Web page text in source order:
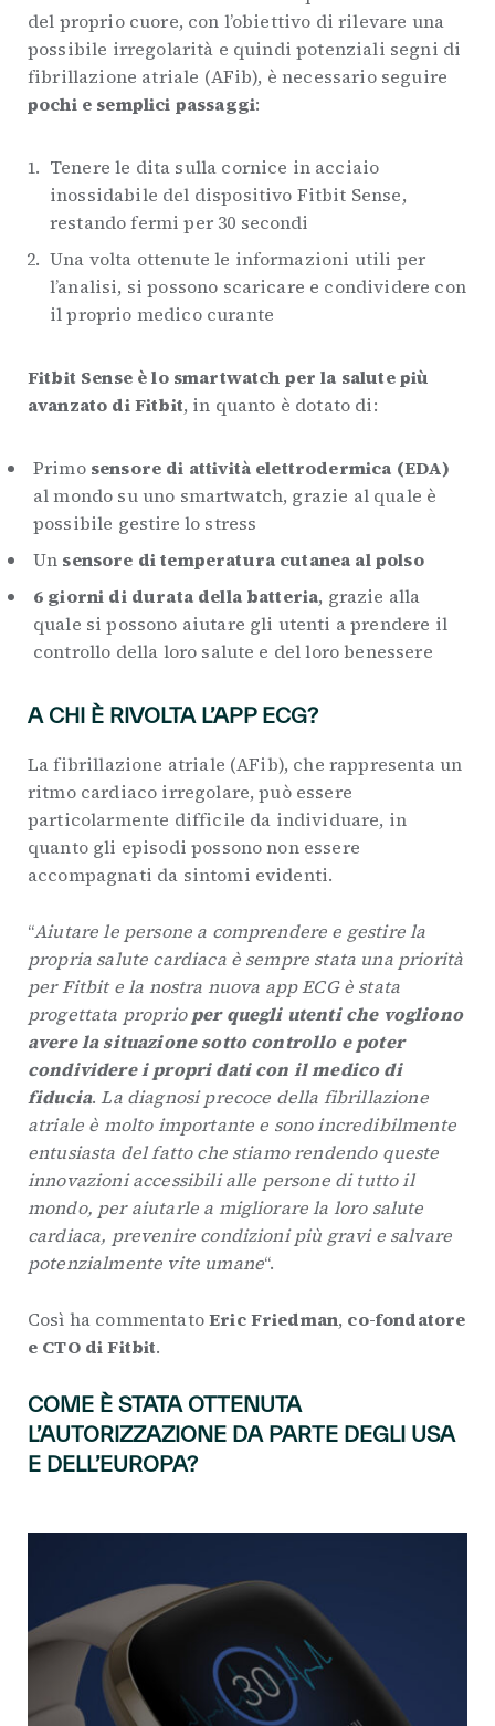
del proprio cuore, con l’obiettivo di rilevare una
possibile irregolarità e quindi potenziali segni di
fibrillazione atriale (AFib), è necessario seguire
pochi e semplici passaggi:
Tenere le dita sulla cornice in acciaio
inossidabile del dispositivo Fitbit Sense,
restando fermi per 30 secondi
Una volta ottenute le informazioni utili per
l’analisi, si possono scaricare e condividere con
il proprio medico curante
Fitbit Sense è lo smartwatch per la salute più
avanzato di Fitbit, in quanto è dotato di:
Primo sensore di attività elettrodermica (EDA)
al mondo su uno smartwatch, grazie al quale è
possibile gestire lo stress
Un sensore di temperatura cutanea al polso
6 giorni di durata della batteria, grazie alla
quale si possono aiutare gli utenti a prendere il
controllo della loro salute e del loro benessere
A CHI È RIVOLTA L’APP ECG?
La fibrillazione atriale (AFib), che rappresenta un
ritmo cardiaco irregolare, può essere
particolarmente difficile da individuare, in
quanto gli episodi possono non essere
accompagnati da sintomi evidenti.
“Aiutare le persone a comprendere e gestire la
propria salute cardiaca è sempre stata una priorità
per Fitbit e la nostra nuova app ECG è stata
progettata proprioper quegli utenti che vogliono
avere la situazione sotto controllo e poter
condividere i propri dati con il medico di
fiducia.La diagnosi precoce della fibrillazione
atriale è molto importante e sono incredibilmente
entusiasta del fatto che stiamo rendendo queste
innovazioni accessibili alle persone di tutto il
mondo, per aiutarle a migliorare la loro salute
cardiaca, prevenire condizioni più gravi e salvare
potenzialmente vite umane“.
Così ha commentatoEric Friedman, co-fondatore
e CTO di Fitbit.
COME È STATA OTTENUTA
L’AUTORIZZAZIONE DA PARTE DEGLI USA
E DELL’EUROPA?